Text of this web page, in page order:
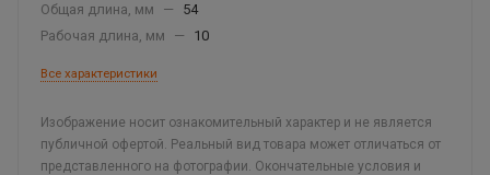
Общая длина, мм
—
54
Рабочая длина, мм
— 10
Все характеристики
Изображение носит ознакомительный характер и не является
публичной офертой. Реальный вид товара может отличаться от
представленного на фотографии. Окончательные условия и